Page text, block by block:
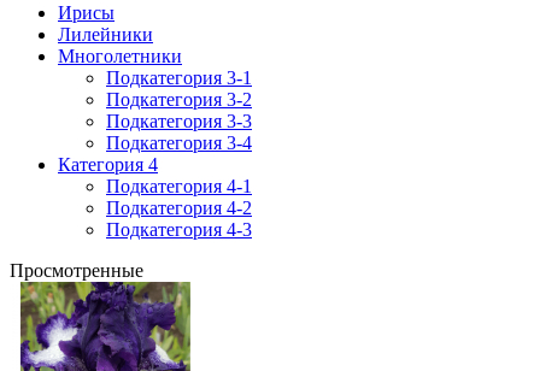
Ирисы
Лилейники
Многолетники
Подкатегория 3-1
Подкатегория 3-2
Подкатегория 3-3
Подкатегория 3-4
Категория 4
Подкатегория 4-1
Подкатегория 4-2
Подкатегория 4-3
Просмотренные